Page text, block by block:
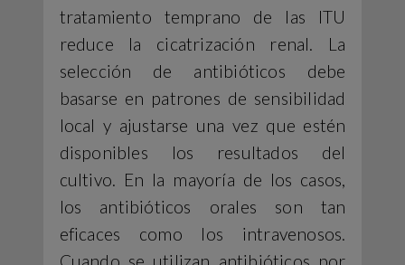
tratamiento temprano de las ITU
reduce la cicatrización renal. La
selección de antibióticos debe
basarse en patrones de sensibilidad
local y ajustarse una vez que estén
disponibles los resultados del
cultivo. En la mayoría de los casos,
los antibióticos orales son tan
eficaces como los intravenosos.